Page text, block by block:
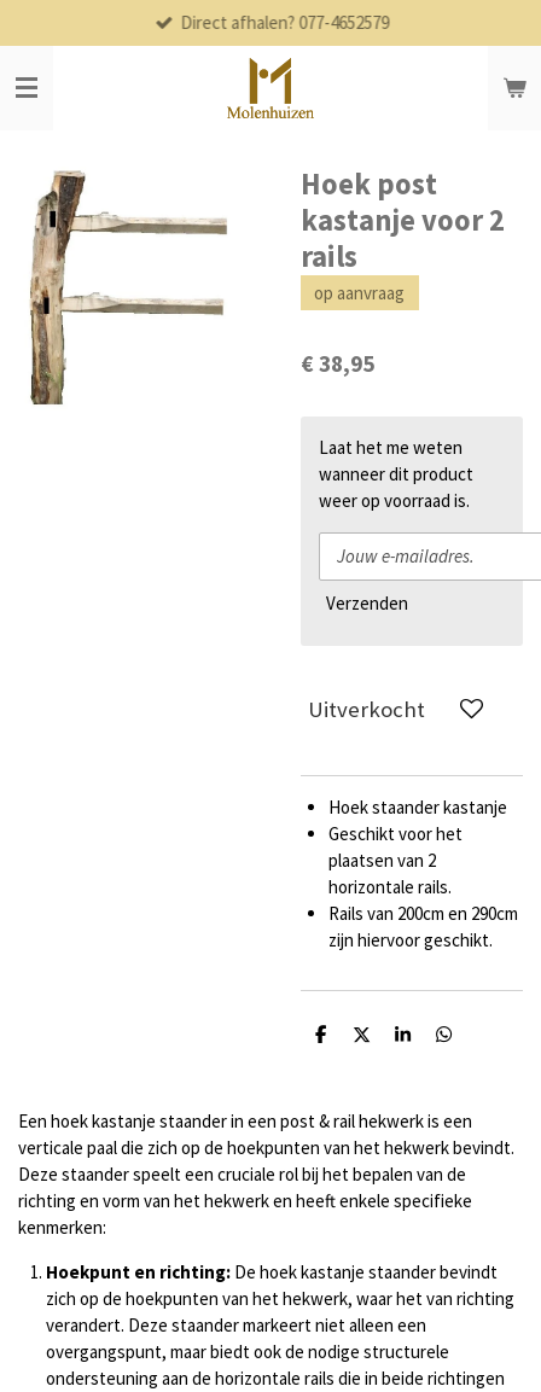
direct
naar
de
Direct afhalen? 077-4652579
Hoek post
kastanje voor 2
rails
op aanvraag
€ 38,95
Laat het me weten
wanneer dit product
weer op voorraad is.
Verzenden
Uitverkocht
Hoek staander kastanje
Geschikt voor het
plaatsen van 2
horizontale rails.
Rails van 200cm en 290cm
zijn hiervoor geschikt.
D
n
D
S
e
D
n
Een hoek kastanje staander in een post & rail hekwerk is een
verticale paal die zich op de hoekpunten van het hekwerk bevindt.
Deze staander speelt een cruciale rol bij het bepalen van de
richting en vorm van het hekwerk en heeft enkele specifieke
kenmerken:
Hoekpunt en richting:De hoek kastanje staander bevindt
zich op de hoekpunten van het hekwerk, waar het van richting
verandert. Deze staander markeert niet alleen een
overgangspunt, maar biedt ook de nodige structurele
ondersteuning aan de horizontale rails die in beide richtingen